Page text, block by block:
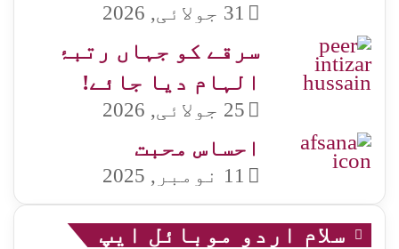
31 جولائی, 2026
سرقے کو جہاں رتبۂ
الہام دیا جائے!
25 جولائی, 2026
احساس محبت
11 نومبر, 2025
سلام اردو موبائل ایپ